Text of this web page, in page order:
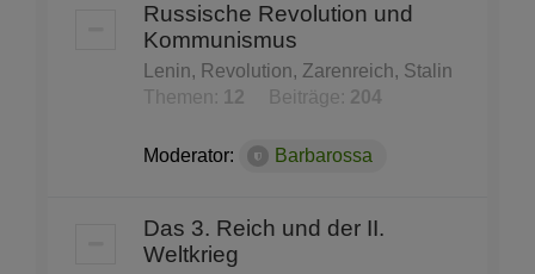
Russische Revolution und
Kommunismus
Lenin, Revolution, Zarenreich, Stalin
Themen:
12 Beiträge: 204
Moderator: Barbarossa
Das 3. Reich und der II.
Weltkrieg